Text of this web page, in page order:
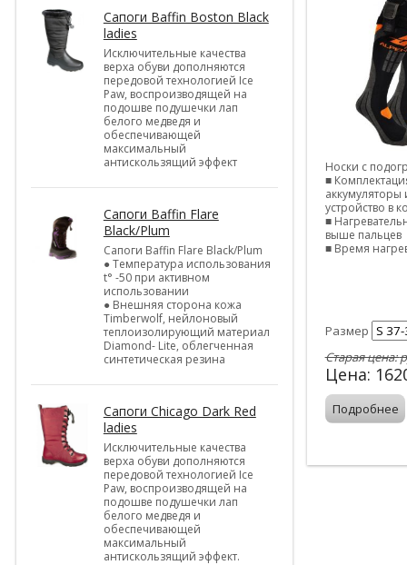
Cапоги Baffin Boston Black
ladies
Исключительные качества
верха обуви дополняются
передовой технологией Ice
Paw, воспроизводящей на
подошве подушечки лап
белого медведя и
обеспечивающей
максимальный
антискользящий эффект
Cапоги Baffin Flare
Black/Plum
Cапоги Baffin Flare Black/Plum
● Температура использования
t° -50 при активном
использовании
● Внешняя сторона кожа
Timberwolf, нейлоновый
теплоизолирующий материал
Diamond- Lite, облегченная
синтетическая резина
Cапоги Chicago Dark Red
ladies
Исключительные качества
верха обуви дополняются
передовой технологией Ice
Paw, воспроизводящей на
подошве подушечки лап
белого медведя и
обеспечивающей
максимальный
антискользящий эффект.
Носки с
■
аккумуляторы
устройство в
■
выше пальцев
■ Время
Размер
Старая цена:
Цена:
Подробнее